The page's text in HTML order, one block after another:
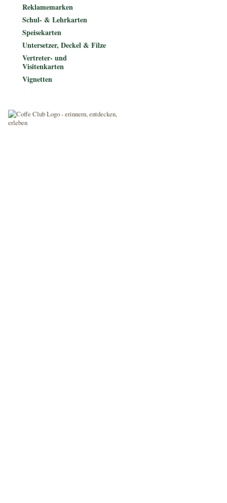
Reklamemarken
Schul- & Lehrkarten
Speisekarten
Untersetzer, Deckel & Filze
Vertreter- und
Visitenkarten
Vignetten